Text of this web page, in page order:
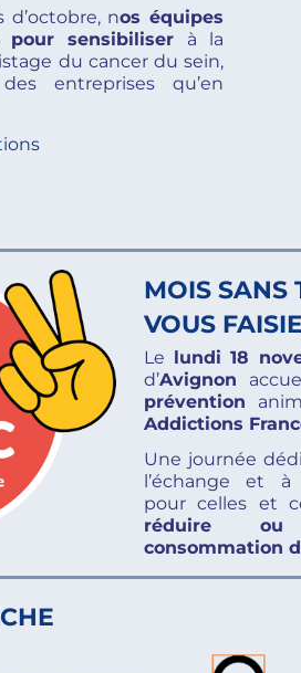
nos équipes
sensibiliser à la
du cancer du sein,
entreprises qu’en
MOIS SANS
VOUS
Le lundi 18
d’Avignon
prévention
Addictions
Une journée
l’échange et à
pour celles et
réduire
consommation